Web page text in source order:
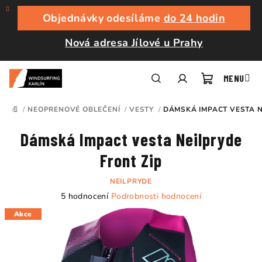
Přejít
obsah
Objednávky odesíláme do 24 hodin
Nová adresa Jílové u Prahy
košík
DOMŮ
/ NEOPRENOVÉ OBLEČENÍ / VESTY / DÁMSKÁ IMPACT VESTA
Dámská Impact vesta Neilpryde
Front Zip
NEILPRYDE
Průměrné
produktu
4,4
z
5 hodnocení Podrobnosti hodnocení
Akce